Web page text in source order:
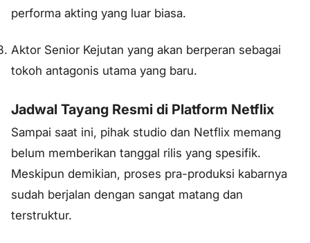
performa akting yang luar biasa.
Aktor Senior Kejutan yang akan berperan sebagai
tokoh antagonis utama yang baru.
Jadwal Tayang Resmi di Platform Netflix
Sampai saat ini, pihak studio dan Netflix memang
belum memberikan tanggal rilis yang spesifik.
Meskipun demikian, proses pra-produksi kabarnya
sudah berjalan dengan sangat matang dan
terstruktur.